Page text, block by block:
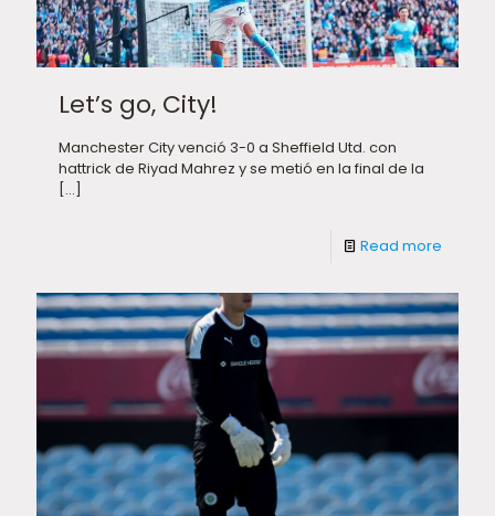
Let’s go, City!
Manchester City venció 3-0 a Sheffield Utd. con
hattrick de Riyad Mahrez y se metió en la final de la
[…]
Read more